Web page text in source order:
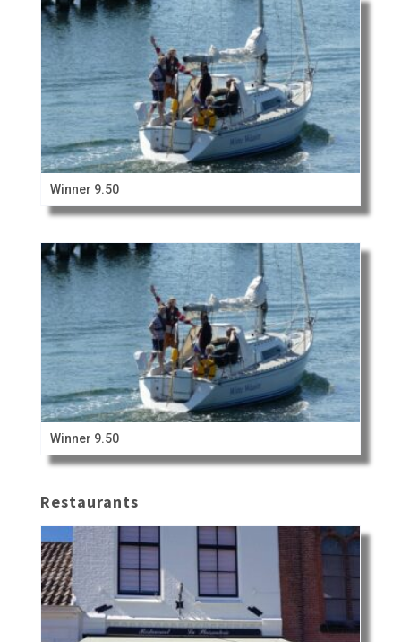
Winner 9.50
Winner 9.50
Restaurants